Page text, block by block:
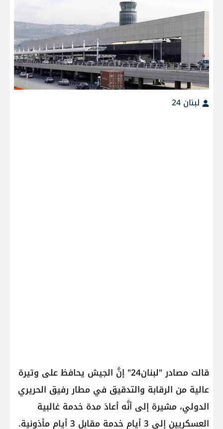
لبنان 24
قالت مصادر "لبنان24" إنَّ الجيش يحافظ على وتيرة
عالية من الرقابة والتدقيق في مطار رفيق الحريري
الدولي، مشيرة إلى أنَّه أعادَ مدة خدمة غالبية
العسكريين إلى 3 أيام خدمة مقابل 3 أيام مأذونية.